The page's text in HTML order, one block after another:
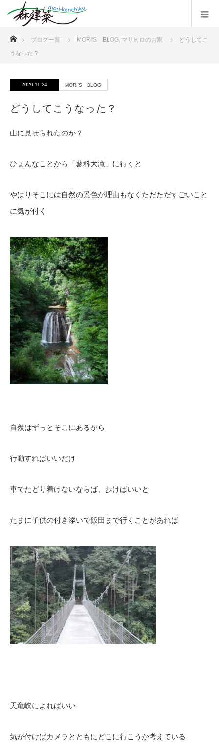
ブログ一覧 MORI'S BLOG, マサヒロのお家
どうしてこ
うなった？
2020.11.24 MORI'S BLOG
どうしてこうなった？
山に見せられたのか？
ひょんなことから「蓼科大滝」に行くと
やはりそこには自然の景色が理由もなくただただすごいこと
に気が付く
自然はずっとそこにあるから
行動すればいいだけ
車でたどり着けないならば、歩けばいいと
たまに子供の付き添いで飯田まで行くことがあれば
天竜峡によればいい
気が付けばカメラとともにどこに行こうか考えている